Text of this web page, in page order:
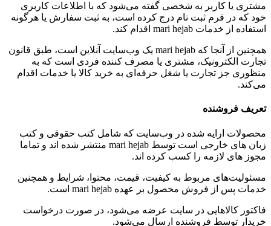
مشتری یا کاربر به شخصی گفته می‌شود که با اطلاعات کاربری
خود که در فرم ثبت نام درج کرده است، به ثبت سفارش یا هرگونه
استفاده از خدمات mari hejab اقدام کند.
همچنین از آنجا که mari hejab یک وب‌سایت آنلاین است، طبق قانون
تجارت الکترونیک، مشتری یا مصرف کننده فردی است که به
منظوری جز تجارت یا شغل حرفه‌ای به خرید کالا یا خدمات اقدام
می‌کند.
تعریف فروشنده
محصولات ارایه شده در وب‌سایت که شامل کتب حقوقی و کتب
زبان های خارجی است توسط mari hejab منتشر شده اند و تماما
مجوز های لازمه را کسب کرده اند.
مسئولیت‌های مربوط به کیفیت، قیمت، محتوا، شرایط و همچنین
خدمات پس از فروش محصول بر عهده mari hejab است.
فاکتور کالاهایی در سایت عرضه می‌شود، در صورت درخواست
خریدار توسط فروشنده ارسال می‌شود.